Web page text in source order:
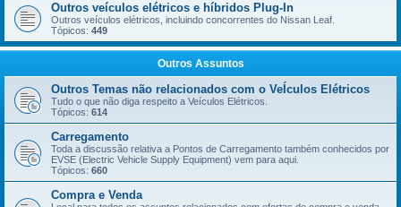
Outros veículos elétricos e híbridos Plug-In
Outros veículos elétricos, incluindo concorrentes do Nissan Leaf.
Tópicos: 449
Outros Assuntos
Outros Temas não relacionados com o VeÍculos Elétricos
Tudo o que não diga respeito a Veículos Elétricos.
Tópicos: 614
Carregamento
Toda a discussão relativa a Pontos de Carregamento também conhecidos por
EVSE (Electric Vehicle Supply Equipment) vem para aqui.
Tópicos: 660
Compra e Venda